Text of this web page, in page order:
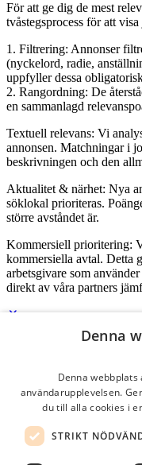
För att ge dig de mest
tvåstegsprocess för att
1. Filtrering: Annonser
(nyckelord, radie,
uppfyller dessa
2. Rangordning: De
en sammanlagd
Textuell relevans: Vi
annonsen. Matchningar i
beskrivningen och den
Aktualitet & närhet: Nya
söklokal prioriteras.
större avståndet är.
Kommersiell prioritering:
kommersiella avtal. Detta
arbetsgivare som
direkt av våra partners
Logga in som
Lösenord
kom ihåg mig
Denna
Denna
användarupplevelsen.
du till alla cookies i
STRIKT